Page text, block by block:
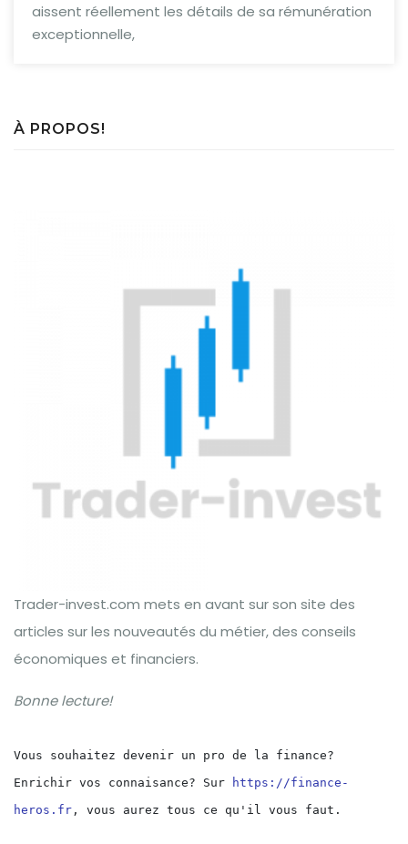
aissent réellement les détails de sa rémunération
exceptionnelle,
À PROPOS!
Trader-invest.com mets en avant sur son site des
articles sur les nouveautés du métier, des conseils
économiques et financiers.
Bonne lecture!
Vous souhaitez devenir un pro de la finance?
Enrichir vos connaisance? Sur
https://finance-
heros.fr , vous aurez tous ce qu'il vous faut.